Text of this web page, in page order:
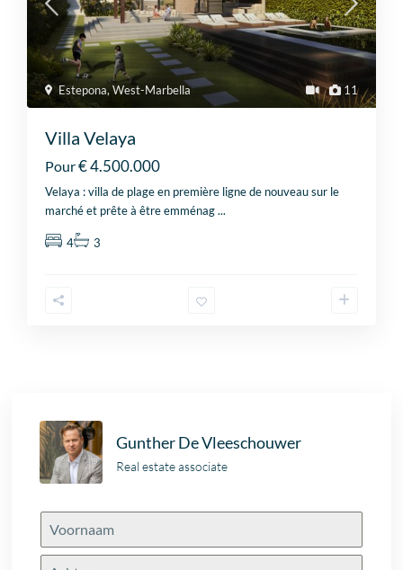
11
Estepona,West-Marbella
Villa Velaya
Pour€ 4.500.000
Velaya : villa de plage en première ligne de nouveau sur le
marché et prête à être emménag...
4 3
Gunther De Vleeschouwer
Real estate associate